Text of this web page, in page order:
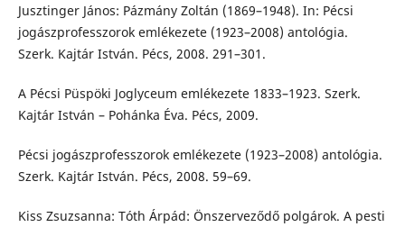
Jusztinger János: Pázmány Zoltán (1869–1948). In: Pécsi
jogászprofesszorok emlékezete (1923–2008) antológia.
Szerk. Kajtár István. Pécs, 2008. 291–301.
A Pécsi Püspöki Joglyceum emlékezete 1833–1923. Szerk.
Kajtár István – Pohánka Éva. Pécs, 2009.
Pécsi jogászprofesszorok emlékezete (1923–2008) antológia.
Szerk. Kajtár István. Pécs, 2008. 59–69.
Kiss Zsuzsanna: Tóth Árpád: Önszerveződő polgárok. A pesti